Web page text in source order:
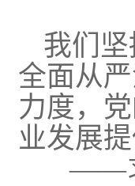
我们
全面从
力度，
业发展
——